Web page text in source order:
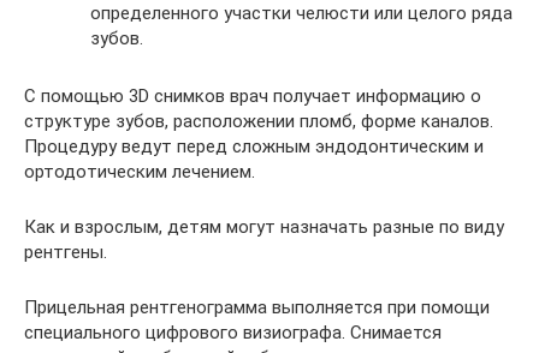
определенного участки челюсти или целого ряда
зубов.
С помощью 3D снимков врач получает информацию о
структуре зубов, расположении пломб, форме каналов.
Процедуру ведут перед сложным эндодонтическим и
ортодотическим лечением.
Как и взрослым, детям могут назначать разные по виду
рентгены.
Прицельная рентгенограмма выполняется при помощи
специального цифрового визиографа. Снимается